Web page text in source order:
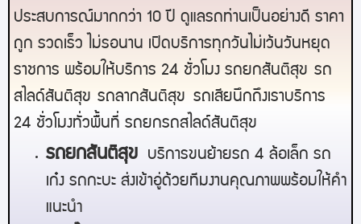
ประสบการณ์มากกว่า 10 ปี ดูแลรถท่านเป็นอย่างดี ราคา
ถูก รวดเร็ว ไม่รอนาน เปิดบริการทุกวันไม่เว้นวันหยุด
ราชการ พร้อมให้บริการ 24 ชั่วโมง รถยกสันติสุข รถ
สไลด์สันติสุข รถลากสันติสุข
รถเสียนึกถึงเราบริการ
24 ชั่วโมงทั่วพื้นที่ รถยกรถสไลด์สันติสุข
รถยกสันติสุข
บริการขนย้ายรถ 4 ล้อเล็ก รถ
เก๋ง รถกะบะ ส่งเข้าอู่ด้วยทีมงานคุณภาพพร้อมให้คำ
แนะนำ